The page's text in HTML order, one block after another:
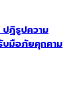
ฏิรูปความ
บมือภัยคุกคาม